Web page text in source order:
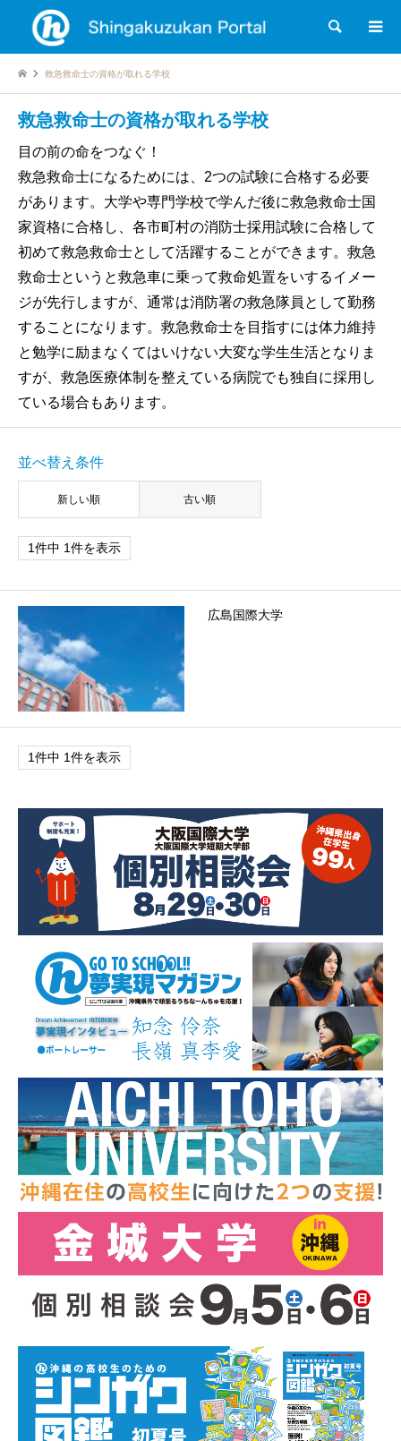
検索
救急救命士の資格が取れる学校
救急救命士の資格が取れる学校
目の前の命をつなぐ！
救急救命士になるためには、2つの試験に合格する必要
があります。大学や専門学校で学んだ後に救急救命士国
家資格に合格し、各市町村の消防士採用試験に合格して
初めて救急救命士として活躍することができます。救急
救命士というと救急車に乗って救命処置をいするイメー
ジが先行しますが、通常は消防署の救急隊員として勤務
することになります。救急救命士を目指すには体力維持
と勉学に励まなくてはいけない大変な学生生活となりま
すが、救急医療体制を整えている病院でも独自に採用し
ている場合もあります。
並べ替え条件
新しい順 古い順
1件中 1件を表示
広島国際大学
1件中 1件を表示